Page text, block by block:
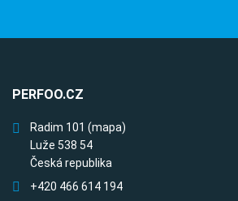
PERFOO.CZ
Radim 101 (mapa)
Luže 538 54
Česká republika
+420 466 614 194